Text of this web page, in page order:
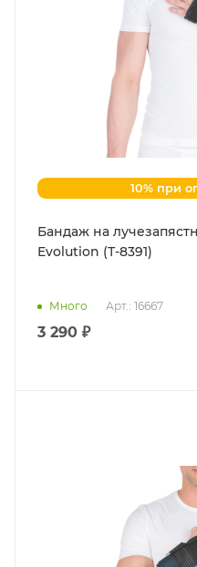
10% при
Бандаж на
Evolution (Т-8391)
Много Арт.: 16667
3 290 ₽